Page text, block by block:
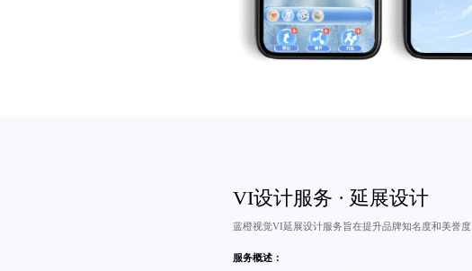
VI设计服务 · 延展设计
蓝橙视觉VI延展设计服务旨在提升品牌知名度和美誉度
服务概述：